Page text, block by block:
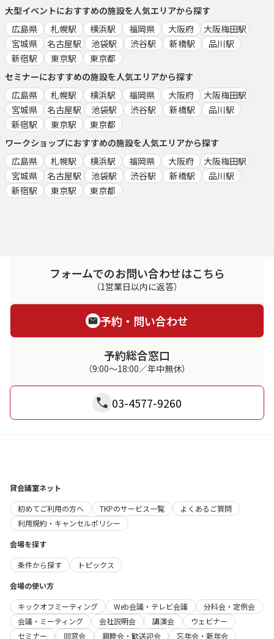
大型イベントにおすすめの施設を人気エリアから探す
広島県
札幌駅 横浜駅 福岡県 大阪府
大阪梅田駅
宮城県
名古屋駅 池袋駅 渋谷駅 新橋駅
品川駅
新宿駅
東京駅
東京都
セミナーにおすすめの施設を人気エリアから探す
広島県
札幌駅 横浜駅 福岡県 大阪府
大阪梅田駅
宮城県
名古屋駅 池袋駅 渋谷駅 新橋駅
品川駅
新宿駅
東京駅
東京都
ワークショップにおすすめの施設を人気エリアから探す
広島県
札幌駅 横浜駅 福岡県 大阪府
大阪梅田駅
宮城県
名古屋駅 池袋駅 渋谷駅 新橋駅
品川駅
新宿駅
東京駅 東京都
フォームでのお問い合わせはこちら
（1営業日以内に返答）
予約・問い合わせ
予約総合窓口
（9:00～18:00／年中無休）
03-4577-9260
貸会議室ネット
初めてご利用の方へ
TKPのサービス一覧
よくあるご質問
利用規約・キャンセルポリシー
会場を探す
条件から探す
トピックス
会場の使い方
キックオフミーティング
Web会議・テレビ会議
分科会・定例会
会議・ミーティング
会社説明会 講演会
ウェビナー
セミナー
同窓会 親睦会・歓送迎会
忘年会・新年会